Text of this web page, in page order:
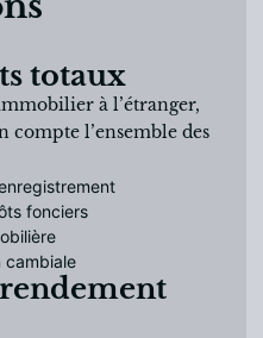
totaux
à l’étranger,
compte l’ensemble des
fonciers
cambiale